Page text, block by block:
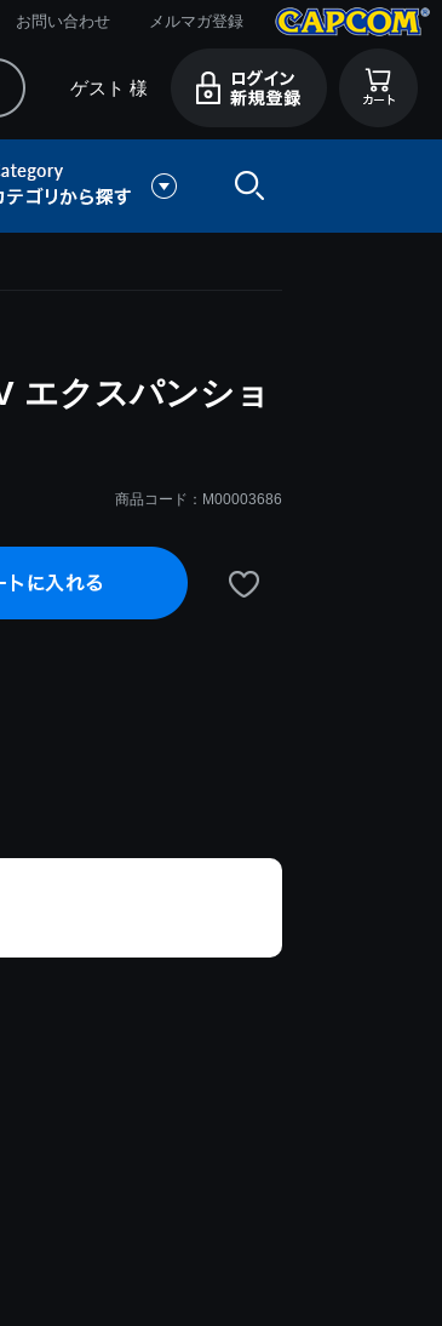
お問い合わせ メルマガ登録
ゲスト 様
エクスパンショ
商品コード：M00003686